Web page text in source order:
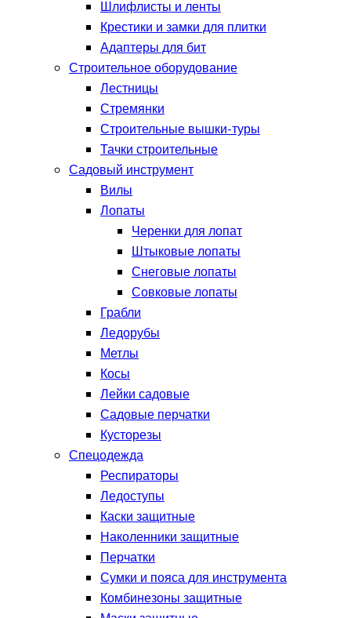
Шлифлисты и ленты
Крестики и замки для плитки
Адаптеры для бит
Строительное оборудование
Лестницы
Стремянки
Строительные вышки-туры
Тачки строительные
Садовый инструмент
Вилы
Лопаты
Черенки для лопат
Штыковые лопаты
Снеговые лопаты
Совковые лопаты
Грабли
Ледорубы
Метлы
Косы
Лейки садовые
Садовые перчатки
Кусторезы
Спецодежда
Респираторы
Ледоступы
Каски защитные
Наколенники защитные
Перчатки
Сумки и пояса для инструмента
Комбинезоны защитные